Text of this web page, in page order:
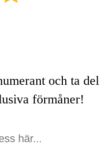
och ta del
förmåner!